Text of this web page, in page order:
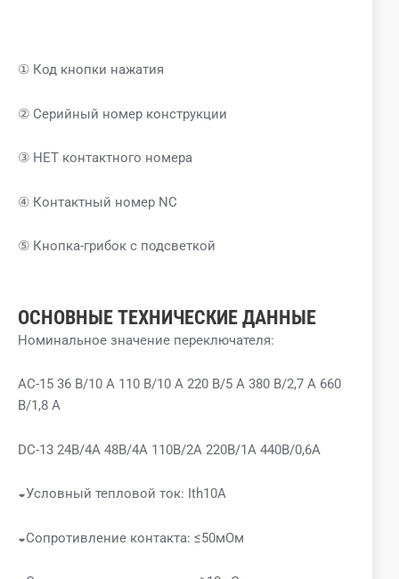
① Код кнопки нажатия
② Серийный номер конструкции
③ НЕТ контактного номера
④ Контактный номер NC
⑤ Кнопка-грибок с подсветкой
ОСНОВНЫЕ ТЕХНИЧЕСКИЕ ДАННЫЕ
Номинальное значение переключателя:
AC-15 36 В/10 А 110 В/10 А 220 В/5 А 380 В/2,7 А 660
В/1,8 А
DC-13 24В/4А 48В/4А 110В/2А 220В/1А 440В/0,6А
◒Условный тепловой ток: Ith10A
◒Сопротивление контакта: ≤50мОм